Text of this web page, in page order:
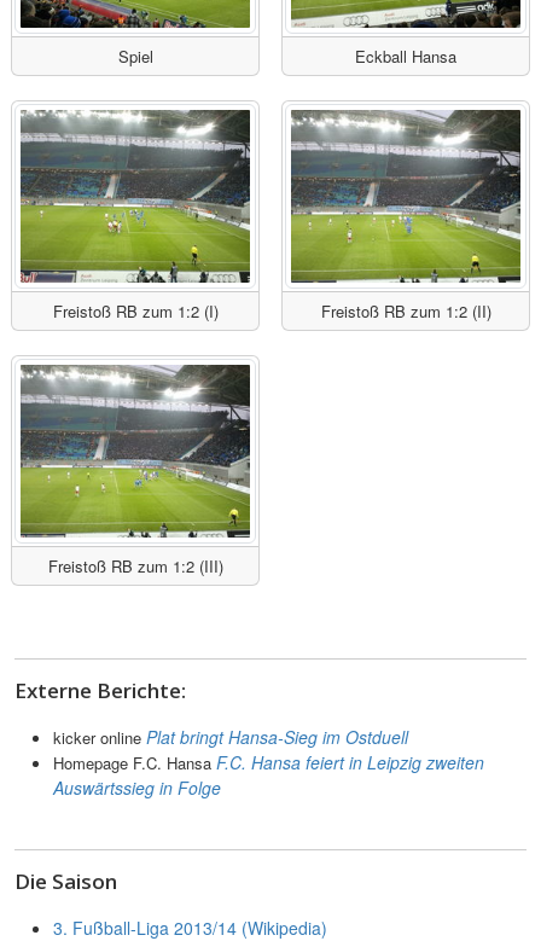
Spiel Eckball Hansa
Freistoß RB zum 1:2 (I) Freistoß RB zum 1:2 (II)
Freistoß RB zum 1:2 (III)
Externe Berichte:
kicker online Plat bringt Hansa-Sieg im Ostduell
Homepage F.C. Hansa F.C. Hansa feiert in Leipzig zweiten
Auswärtssieg in Folge
Die Saison
3. Fußball-Liga 2013/14 (Wikipedia)